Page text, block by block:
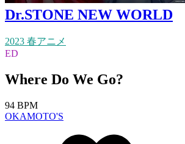
Dr.STONE NEW WORLD
2023 春アニメ
ED
Where Do We Go?
94 BPM
OKAMOTO'S